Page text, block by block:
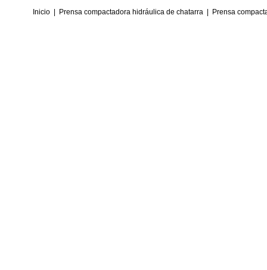
Inicio Prensa compactadora hidráulica de chatarra Prensa